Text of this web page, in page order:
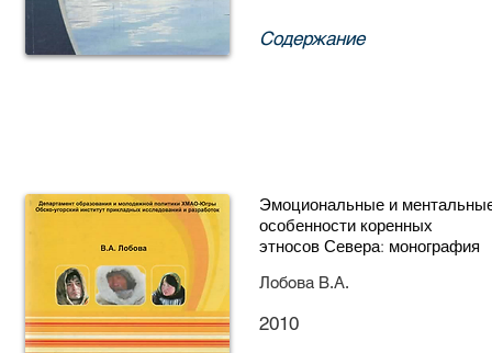
Содержание
Эмоциональные и
особенности коренных
этносов Севера: монография
Лобова В.А.
2010